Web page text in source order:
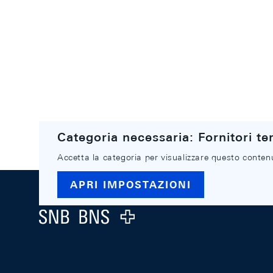
Categoria necessaria: Fornitori
Accetta la categoria per visualizzare questo
APRI IMPOSTAZIONI
Footer
Logo